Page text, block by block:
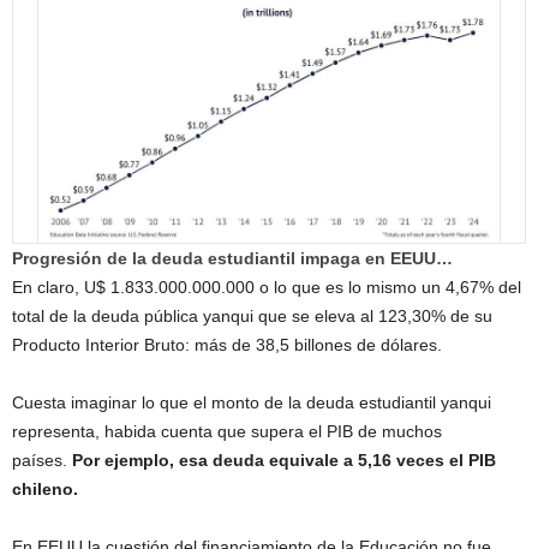
Progresión de la deuda estudiantil impaga en EEUU…
En claro, U$ 1.833.000.000.000 o lo que es lo mismo un 4,67% del
total de la deuda pública yanqui que se eleva al 123,30% de su
Producto Interior Bruto: más de 38,5 billones de dólares.
Cuesta imaginar lo que el monto de la deuda estudiantil yanqui
representa, habida cuenta que supera el PIB de muchos
países. Por ejemplo, esa deuda equivale a 5,16 veces el PIB
chileno.